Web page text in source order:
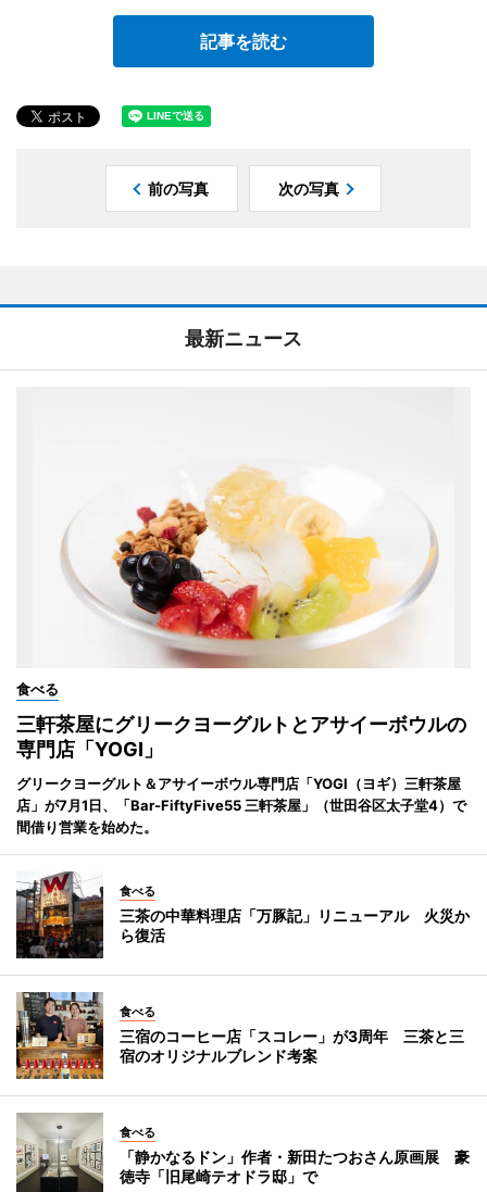
記事を読む
前の写真 次の写真
最新ニュース
食べる
三軒茶屋にグリークヨーグルトとアサイーボウルの
専門店「YOGI」
グリークヨーグルト＆アサイーボウル専門店「YOGI（ヨギ）三軒茶屋
店」が7月1日、「Bar-FiftyFive55 三軒茶屋」（世田谷区太子堂4）で
間借り営業を始めた。
食べる
三茶の中華料理店「万豚記」リニューアル 火災か
ら復活
食べる
三宿のコーヒー店「スコレー」が3周年 三茶と三
宿のオリジナルブレンド考案
食べる
「静かなるドン」作者・新田たつおさん原画展 豪
徳寺「旧尾崎テオドラ邸」で